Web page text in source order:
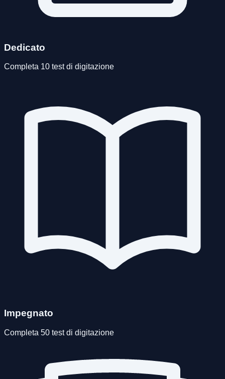
Dedicato
Completa 10 test di digitazione
Impegnato
Completa 50 test di digitazione